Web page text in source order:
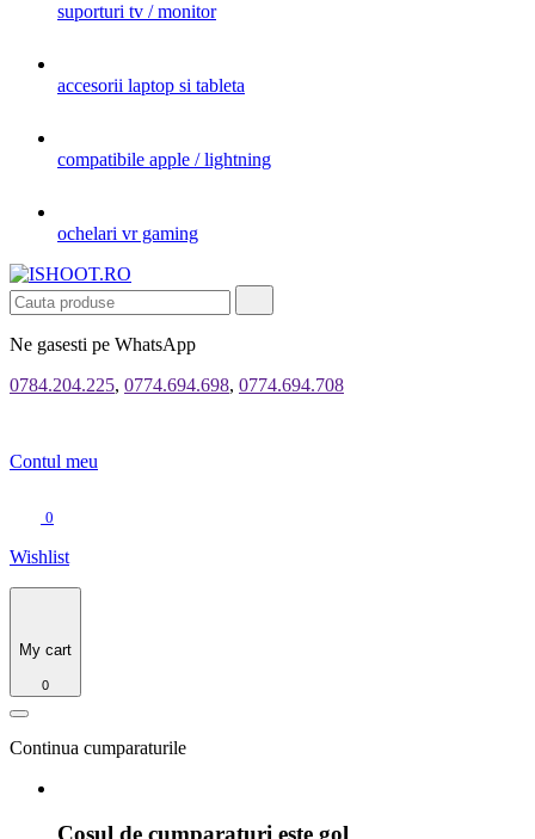
suporturi tv / monitor
accesorii laptop si tableta
compatibile apple / lightning
ochelari vr gaming
Ne gasesti pe WhatsApp
0784.204.225, 0774.694.698, 0774.694.708
Contul meu
0
Wishlist
My cart
0
Continua cumparaturile